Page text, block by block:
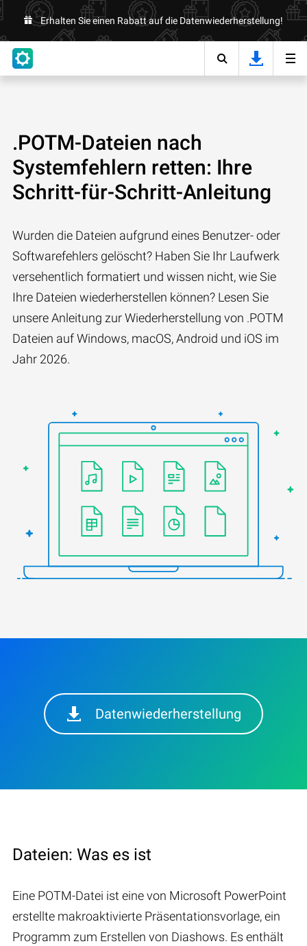
Erhalten Sie einen Rabatt auf die Datenwiederherstellung!
.POTM-Dateien nach
Systemfehlern retten: Ihre
Schritt-für-Schritt-Anleitung
Wurden die Dateien aufgrund eines Benutzer- oder
Softwarefehlers gelöscht? Haben Sie Ihr Laufwerk
versehentlich formatiert und wissen nicht, wie Sie
Ihre Dateien wiederherstellen können? Lesen Sie
unsere Anleitung zur Wiederherstellung von .POTM
Dateien auf Windows, macOS, Android und iOS im
Jahr 2026.
Datenwiederherstellung
Dateien: Was es ist
Eine POTM-Datei ist eine von Microsoft PowerPoint
erstellte makroaktivierte Präsentationsvorlage, ein
Programm zum Erstellen von Diashows. Es enthält